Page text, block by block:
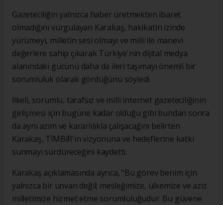
Gazeteciliğin yalnızca haber üretmekten ibaret
olmadığını vurgulayan Karakaş, hakikatin izinde
yürümeyi, milletin sesi olmayı ve milli ile manevi
değerlere sahip çıkarak Türkiye'nin dijital medya
alanındaki gücünü daha da ileri taşımayı önemli bir
sorumluluk olarak gördüğünü söyledi.
İlkeli, sorumlu, tarafsız ve milli internet gazeteciliğinin
gelişmesi için bugüne kadar olduğu gibi bundan sonra
da aynı azim ve kararlılıkla çalışacağını belirten
Karakaş, TİMBİR'in vizyonuna ve hedeflerine katkı
sunmayı sürdüreceğini kaydetti.
Karakaş açıklamasında ayrıca, "Bu görev benim için
yalnızca bir unvan değil; mesleğimize, ülkemize ve aziz
milletimize hizmet etme sorumluluğudur. Bu güvene